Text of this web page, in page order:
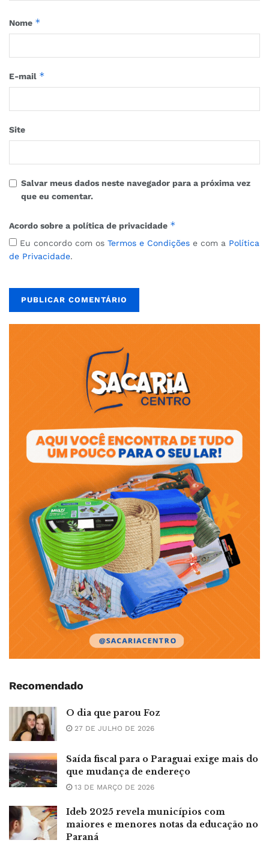
Nome *
E-mail *
Site
Salvar meus dados neste navegador para a próxima vez
que eu comentar.
Acordo sobre a política de privacidade *
Eu concordo com os Termos e Condições e com a Política
de Privacidade.
Recomendado
O dia que parou Foz
27 DE JULHO DE 2026
Saída fiscal para o Paraguai exige mais do
que mudança de endereço
13 DE MARÇO DE 2026
Ideb 2025 revela municípios com
maiores e menores notas da educação no
Paraná